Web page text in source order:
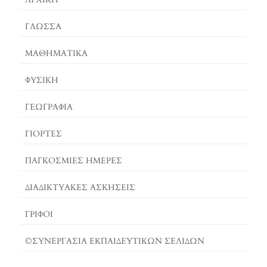
O S
ΓΛΏΣΣΑ
ΜΑΘΗΜΑΤΙΚΆ
ΦΥΣΙΚΗ
ΓΕΩΓΡΑΦΊΑ
ΓΙΟΡΤΈΣ
ΠΑΓΚΟΣΜΙΕΣ ΗΜΕΡΕΣ
ΔΙΑΔΙΚΤΥΑΚΈΣ ΑΣΚΉΣΕΙΣ
ΓΡΙΦΟΙ
©ΣΥΝΕΡΓΑΣΙΑ ΕΚΠΑΙΔΕΥΤΙΚΩΝ ΣΕΛΙΔΩΝ